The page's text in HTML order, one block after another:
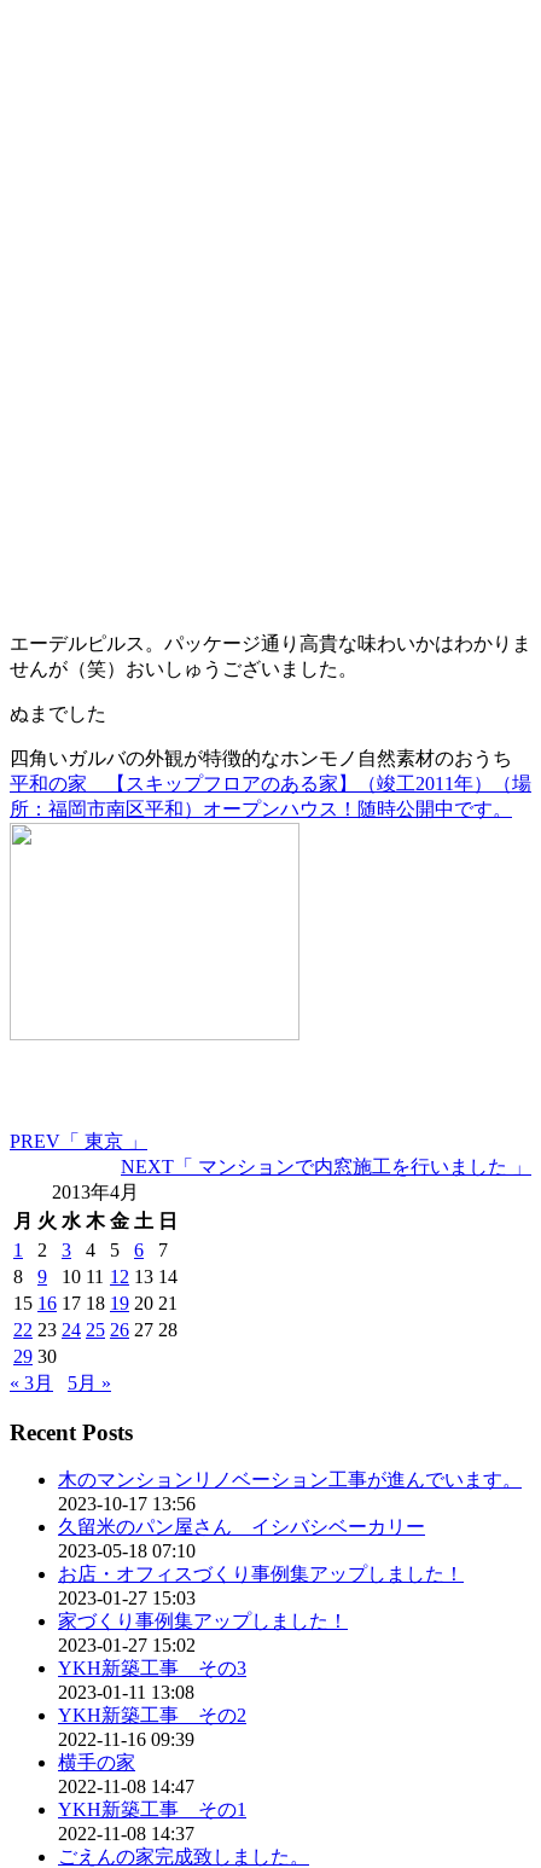
エーデルピルス。パッケージ通り高貴な味わいかはわかりま
せんが（笑）おいしゅうございました。
ぬまでした
四角いガルバの外観が特徴的なホンモノ自然素材のおうち
平和の家 【スキップフロアのある家】（竣工2011年）（場
所：福岡市南区平和）オープンハウス！随時公開中です。
PREV 「 東京 」
NEXT 「 マンションで内窓施工を行いました 」
2013年4月
月 火 水 木 金 土 日
1
2 3 4 5 6
7
8
9 10 11 12 13 14
15 16 17 18 19 20 21
22 23 24 25 26 27 28
29 30
« 3月
5月 »
Recent Posts
木のマンションリノベーション工事が進んでいます。
2023-10-17 13:56
久留米のパン屋さん イシバシベーカリー
2023-05-18 07:10
お店・オフィスづくり事例集アップしました！
2023-01-27 15:03
家づくり事例集アップしました！
2023-01-27 15:02
YKH新築工事 その3
2023-01-11 13:08
YKH新築工事 その2
2022-11-16 09:39
横手の家
2022-11-08 14:47
YKH新築工事 その1
2022-11-08 14:37
ごえんの家完成致しました。